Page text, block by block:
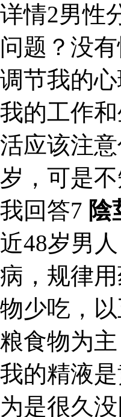
详情2男性
问题？没
调节我的
我的工作
活应该注
岁，可是
我回答7 陰
近48岁男
病，规律
物少吃，
粮食物为
我的精液
为是很久